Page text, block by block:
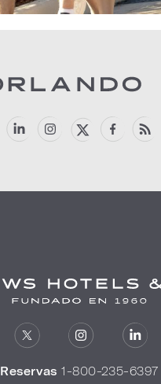
Reservas 1-800-235-6397